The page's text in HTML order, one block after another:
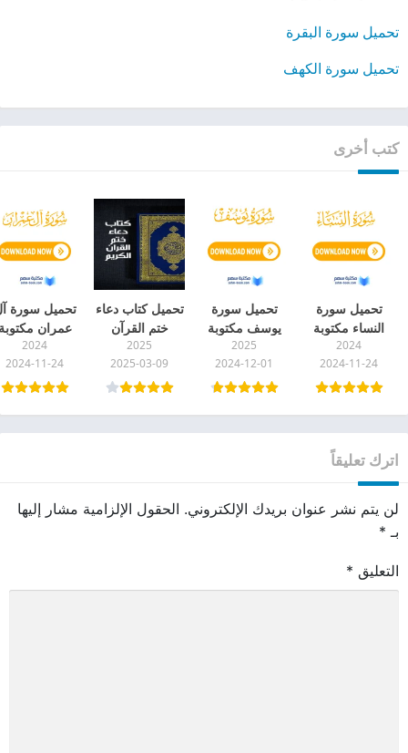
تحميل سورة البقرة
تحميل سورة الكهف
كتب أخرى
تحميل سورة
النساء مكتوبة
بخط كبير واضح
pdf
2024
2024-11-24
تحميل سورة
يوسف مكتوبة
كاملة بخط كبير
واضح pdf
2025
2024-12-01
تحميل كتاب دعاء
ختم القرآن
الكريم مكتوب
pdf
2025
2025-03-09
تحميل سورة
عمران
كاملة بخط
pdf
2024
2024-11-24
اترك تعليقاً
لن يتم نشر عنوان بريدك الإلكتروني. الحقول الإلزامية مشار إليها
بـ *
التعليق *